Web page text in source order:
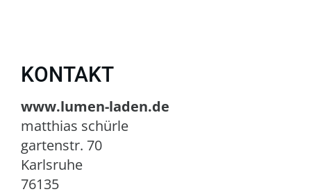
KONTAKT
www.lumen-laden.de
matthias schürle
gartenstr. 70
Karlsruhe
76135